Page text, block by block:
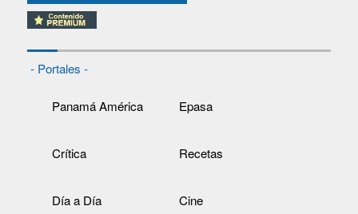
- Portales -
Panamá América Epasa
Crítica Recetas
Día a Día Cine